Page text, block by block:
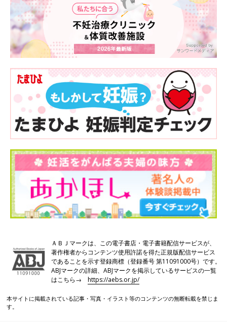
ＡＢＪマークは、この電子書店・電子書籍配信サービスが、
著作権者からコンテンツ使用許諾を得た正規版配信サービス
であることを示す登録商標（登録番号 第11091000号）です。
ABJマークの詳細、ABJマークを掲示しているサービスの一覧
はこちら→https://aebs.or.jp/
本サイトに掲載されている記事・写真・イラスト等のコンテンツの無断転載を禁じま
す。